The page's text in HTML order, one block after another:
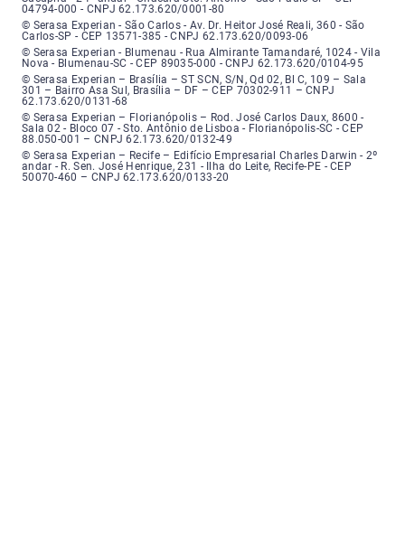
04794-000 - CNPJ 62.173.620/0001-80
Serasa Experian - São Carlos - Endereço: Avenida Doutor Heitor José
© Serasa Experian - São Carlos - Av. Dr. Heitor José Reali, 360 - São
Carlos-SP - CEP 13571-385 - CNPJ 62.173.620/0093-06
Serasa Experian - Blumenau - Endereço: Rua Almirante Tamandaré,
© Serasa Experian - Blumenau - Rua Almirante Tamandaré, 1024 - Vila
Nova - Blumenau-SC - CEP 89035-000 - CNPJ 62.173.620/0104-95
Serasa Experian - Brasília, Endereço: Setor Comercial Norte, sem
© Serasa Experian – Brasília – ST SCN, S/N, Qd 02, Bl C, 109 – Sala
301 – Bairro Asa Sul, Brasília – DF – CEP 70302-911 – CNPJ
62.173.620/0131-68
Serasa Experian - Florianópolis, Endereço: Rodovia José Carlos, número
© Serasa Experian – Florianópolis – Rod. José Carlos Daux, 8600 -
Sala 02 - Bloco 07 - Sto. Antônio de Lisboa - Florianópolis-SC - CEP
88.050-001 – CNPJ 62.173.620/0132-49
Serasa Experian - Recife, Endereço: Edifício Empresarial Charles Darwin,
© Serasa Experian – Recife – Edifício Empresarial Charles Darwin - 2º
andar - R. Sen. José Henrique, 231 - Ilha do Leite, Recife-PE - CEP
50070-460 – CNPJ 62.173.620/0133-20